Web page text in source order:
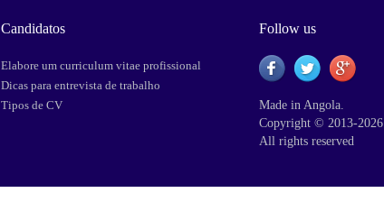
Candidatos
Elabore um curriculum vitae profissional
Dicas para entrevista de trabalho
Tipos de CV
Follow us
Made in Angola.
Copyright © 2013-2026
All rights reserved